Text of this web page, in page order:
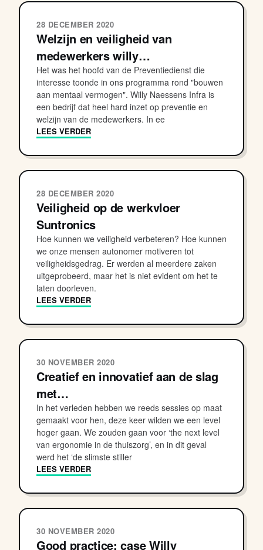
28 DECEMBER 2020
Welzijn en veiligheid van
medewerkers willy…
Het was het hoofd van de Preventiedienst die
interesse toonde in ons programma rond "bouwen
aan mentaal vermogen". Willy Naessens Infra is
een bedrijf dat heel hard inzet op preventie en
welzijn van de medewerkers. In ee
LEES VERDER
28 DECEMBER 2020
Veiligheid op de werkvloer
Suntronics
Hoe kunnen we veiligheid verbeteren? Hoe kunnen
we onze mensen autonomer motiveren tot
veiligheidsgedrag. Er werden al meerdere zaken
uitgeprobeerd, maar het is niet evident om het te
laten doorleven.
LEES VERDER
30 NOVEMBER 2020
Creatief en innovatief aan de slag
met…
In het verleden hebben we reeds sessies op maat
gemaakt voor hen, deze keer wilden we een level
hoger gaan. We zouden gaan voor ‘the next level
van ergonomie in de thuiszorg’, en in dit geval
werd het ‘de slimste stiller
LEES VERDER
30 NOVEMBER 2020
Good practice: case Willy